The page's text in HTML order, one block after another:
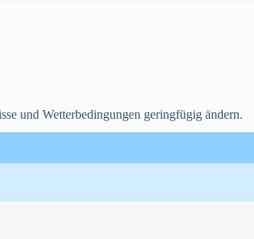
und Wetterbedingungen geringfügig ändern.